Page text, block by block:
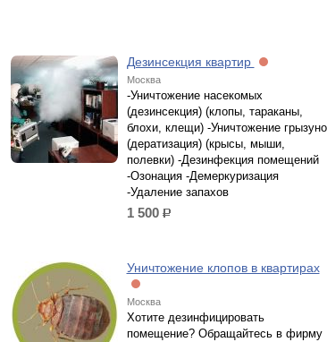
Дезинсекция квартир
Москва
-Уничтожение насекомых
(дезинсекция) (клопы, тараканы,
блохи, клещи) -Уничтожение
(дератизация) (крысы, мыши,
полевки) -Дезинфекция помещений
-Озонация -Демеркуризация
-Удаление запахов
1 500 р.
Уничтожение клопов в квартирах
Москва
Хотите дезинфицировать
помещение? Обращайтесь в фирму